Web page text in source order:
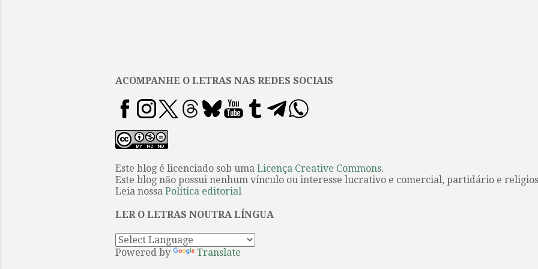
ACOMPANHE O LETRAS NAS REDES SOCIAIS
Este blog é licenciado sob uma Licença Creative Commons.
Este blog não possui nenhum vínculo ou interesse lucrativo e comercial, partidário e
Leia nossa Política editorial
LER O LETRAS NOUTRA LÍNGUA
Powered by Translate